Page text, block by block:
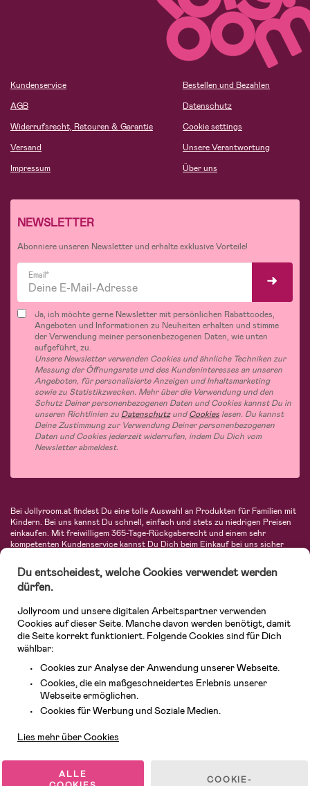
Kundenservice
AGB
Widerrufsrecht, Retouren & Garantie
Versand
Impressum
Bestellen und Bezahlen
Datenschutz
Cookie settings
Unsere Verantwortung
Über uns
NEWSLETTER
Abonniere unseren Newsletter und erhalte exklusive Vorteile!
Email*
Ja, ich möchte gerne Newsletter mit persönlichen Rabattcodes,
Angeboten und Informationen zu Neuheiten erhalten und stimme
der Verwendung meiner personenbezogenen Daten, wie unten
aufgeführt, zu.
Unsere Newsletter verwenden Cookies und ähnliche Techniken zur
Messung der Öffnungsrate und des Kundeninteresses an unseren
Angeboten, für personalisierte Anzeigen und Inhaltsmarketing
sowie zu Statistikzwecken. Mehr über die Verwendung und den
Schutz Deiner personenbezogenen Daten und Cookies kannst Du in
unseren Richtlinien zu DatenschutzundCookies lesen. Du kannst
Deine Zustimmung zur Verwendung Deiner personenbezogenen
Daten und Cookies jederzeit widerrufen, indem Du Dich vom
Newsletter abmeldest.
Bei Jollyroom.at findest Du eine tolle Auswahl an Produkten für Familien mit
Kindern. Bei uns kannst Du schnell, einfach und stets zu niedrigen Preisen
einkaufen. Mit freiwilligem 365-Tage-Rückgaberecht und einem sehr
kompetenten Kundenservice kannst Du Dich beim Einkauf bei uns sicher
Autositze, Kinder- und Babymode, Produkte für Mütter und eine Menge
fantastischer Einrichtungsgegenstände, Spielsachen, Babyprodukte und
vieles mehr. Wir haben Produkte von bekannten Herstellern wie Britax, Maxi-
Avent, Jack Wolfskin, Cybex, LEGO und vielen mehr. Schau Dich um in
unserem vielfältigen Onlineshop für Kinder & Babys. Willkommen!
© 2026 Jollyroom GmbH. Alle Rechte vorbehalten.
Du entscheidest, welche Cookies verwendet werden
dürfen.
Jollyroom und unsere digitalen Arbeitspartner verwenden
Cookies auf dieser Seite. Manche davon werden benötigt, damit
die Seite korrekt funktioniert. Folgende Cookies sind für Dich
wählbar:
Cookies zur Analyse der Anwendung unserer Webseite.
Cookies, die ein maßgeschneidertes Erlebnis unserer
Webseite ermöglichen.
Cookies für Werbung und Soziale Medien.
Lies mehr über Cookies
ALLE
COOKIE-